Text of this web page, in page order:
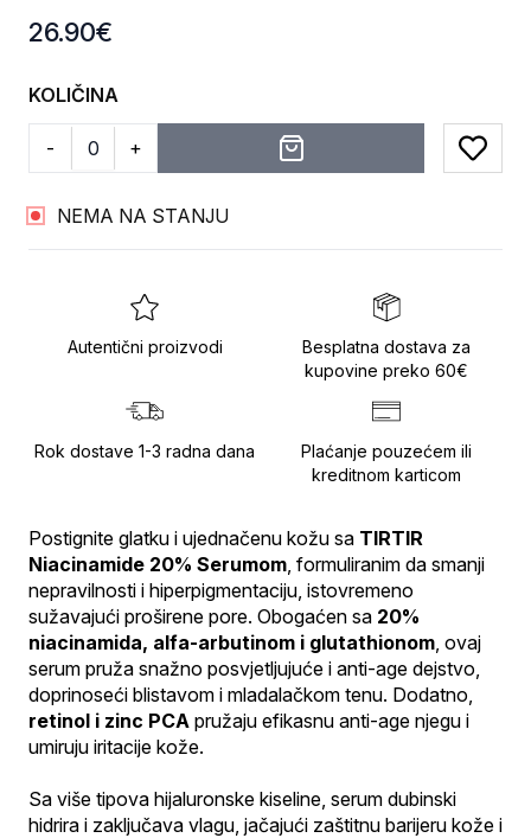
Product information
26.90€
KOLIČINA
- +
Add
NEMA NA STANJU
Autentični proizvodi
Besplatna dostava za
kupovine preko 60€
Rok dostave 1-3 radna dana
Plaćanje pouzećem ili
kreditnom karticom
Postignite glatku i ujednačenu kožu sa TIRTIR
Niacinamide 20% Serumom, formuliranim da smanji
nepravilnosti i hiperpigmentaciju, istovremeno
sužavajući proširene pore. Obogaćen sa 20%
niacinamida, alfa-arbutinom i glutathionom, ovaj
serum pruža snažno posvjetljujuće i anti-age dejstvo,
retinol i zinc PCA pružaju efikasnu anti-age njegu i
umiruju iritacije kože.
Sa više tipova hijaluronske kiseline, serum dubinski
hidrira i zaključava vlagu, jačajući zaštitnu barijeru kože i